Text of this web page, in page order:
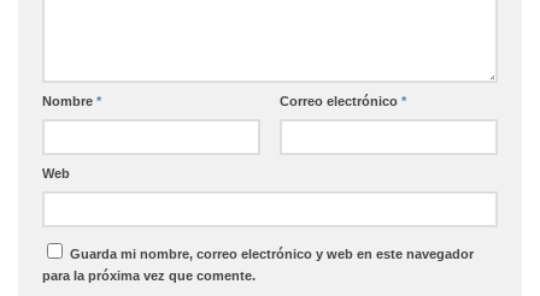
Nombre * Correo electrónico *
Web
Guarda mi nombre, correo electrónico y web en este navegador
para la próxima vez que comente.